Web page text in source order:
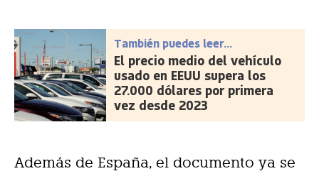
También puedes leer...
El precio medio del vehículo
usado en EEUU supera los
27.000 dólares por primera
vez desde 2023
Además de España, el documento ya se